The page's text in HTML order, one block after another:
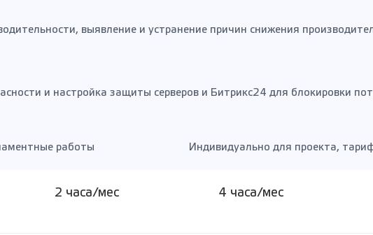
выявление и устранение причин снижения
и настройка защиты серверов и Битрикс24 для блокировки
работы Индивидуально для проекта,
2 часа/мес 4 часа/мес